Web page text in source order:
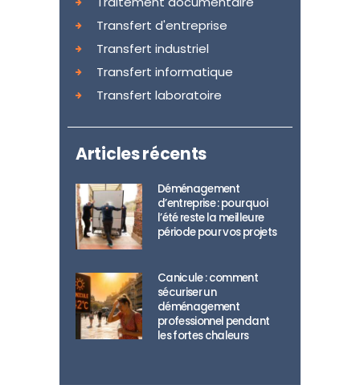
Transfert d'entreprise
Transfert industriel
Transfert informatique
Transfert laboratoire
Articles récents
Déménagement
d’entreprise : pourquoi
l’été reste la meilleure
période pour vos projets
Canicule : comment
sécuriser un
déménagement
professionnel pendant
les fortes chaleurs